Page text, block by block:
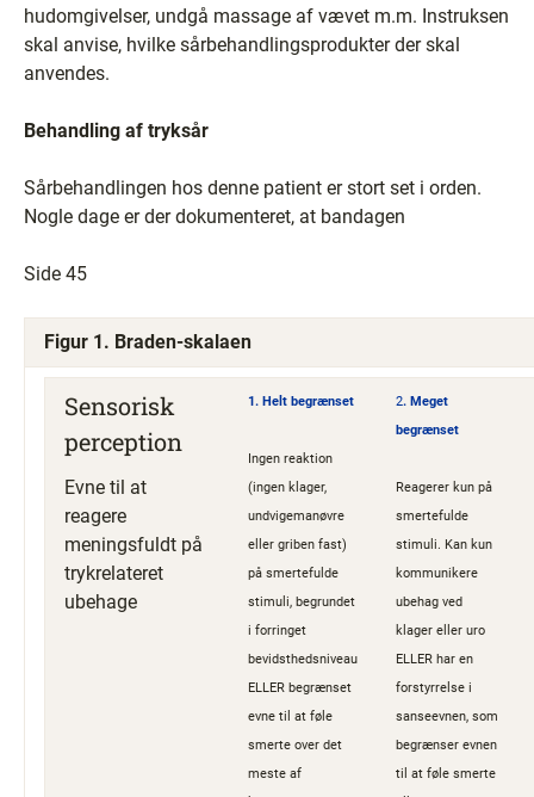
hudomgivelser, undgå massage af vævet m.m. Instruksen
skal anvise, hvilke sårbehandlingsprodukter der skal
anvendes.
Behandling af tryksår
Sårbehandlingen hos denne patient er stort set i orden.
Nogle dage er der dokumenteret, at bandagen
Side 45
Figur 1. Braden-skalaen
Sensorisk
perception
Evne til at
reagere
meningsfuldt på
trykrelateret
ubehage
1. Helt begrænset
Ingen reaktion
(ingen klager,
undvigemanøvre
eller griben fast)
på smertefulde
stimuli, begrundet
i forringet
bevidsthedsniveau
ELLER begrænset
evne til at føle
smerte over det
meste af
2. Meget
begrænset
Reagerer kun på
smertefulde
stimuli. Kan kun
kommunikere
ubehag ved
klager eller uro
ELLER har en
forstyrrelse i
sanseevnen, som
begrænser evnen
til at føle smerte